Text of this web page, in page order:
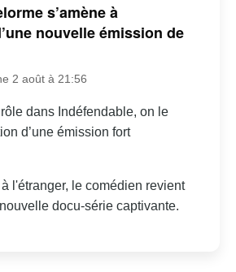
s’amène à
nouvelle émission de
2 août à 21:56
dans Indéfendable, on le
d’une émission fort
l'étranger, le comédien revient
docu-série captivante.